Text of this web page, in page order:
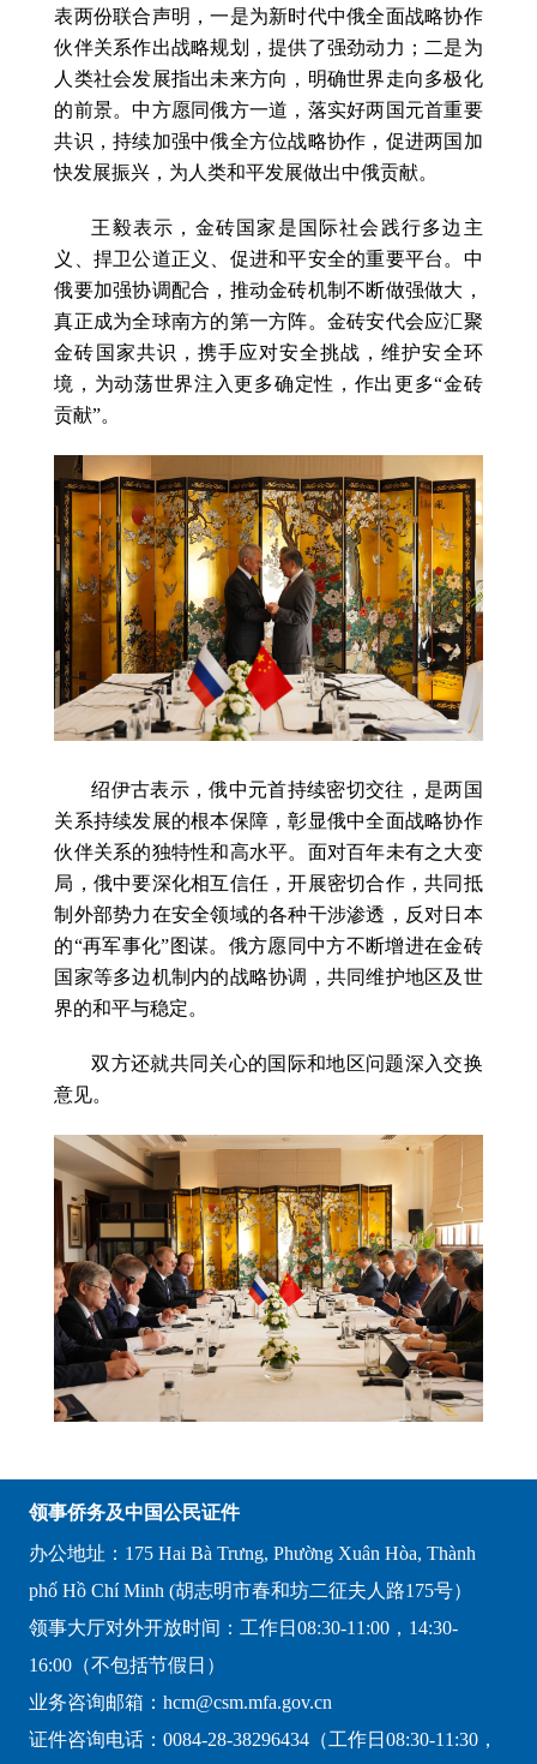
表两份联合声明，一是为新时代中俄全面战略协作
伙伴关系作出战略规划，提供了强劲动力；二是为
人类社会发展指出未来方向，明确世界走向多极化
的前景。中方愿同俄方一道，落实好两国元首重要
共识，持续加强中俄全方位战略协作，促进两国加
快发展振兴，为人类和平发展做出中俄贡献。
王毅表示，金砖国家是国际社会践行多边主
义、捍卫公道正义、促进和平安全的重要平台。中
俄要加强协调配合，推动金砖机制不断做强做大，
真正成为全球南方的第一方阵。金砖安代会应汇聚
金砖国家共识，携手应对安全挑战，维护安全环
境，为动荡世界注入更多确定性，作出更多“金砖
贡献”。
绍伊古表示，俄中元首持续密切交往，是两国
关系持续发展的根本保障，彰显俄中全面战略协作
伙伴关系的独特性和高水平。面对百年未有之大变
局，俄中要深化相互信任，开展密切合作，共同抵
制外部势力在安全领域的各种干涉渗透，反对日本
的“再军事化”图谋。俄方愿同中方不断增进在金砖
国家等多边机制内的战略协调，共同维护地区及世
界的和平与稳定。
双方还就共同关心的国际和地区问题深入交换
意见。
领事侨务及中国公民证件
办公地址：175 Hai Bà Trưng, Phường Xuân Hòa, Thành
phố Hồ Chí Minh (胡志明市春和坊二征夫人路175号）
领事大厅对外开放时间：工作日08:30-11:00，14:30-
16:00（不包括节假日）
业务咨询邮箱：hcm@csm.mfa.gov.cn
证件咨询电话：0084-28-38296434（工作日08:30-11:30，